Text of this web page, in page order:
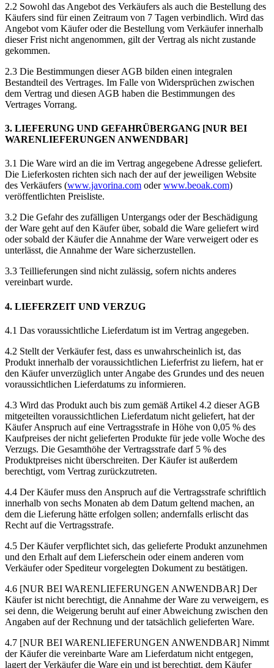
2.2 Sowohl das Angebot des Verkäufers als auch die Bestellung des
Käufers sind für einen Zeitraum von 7 Tagen verbindlich. Wird das
Angebot vom Käufer oder die Bestellung vom Verkäufer innerhalb
dieser Frist nicht angenommen, gilt der Vertrag als nicht zustande
gekommen.
2.3 Die Bestimmungen dieser AGB bilden einen integralen
Bestandteil des Vertrages. Im Falle von Widersprüchen zwischen
dem Vertrag und diesen AGB haben die Bestimmungen des
Vertrages Vorrang.
3. LIEFERUNG UND GEFAHRÜBERGANG [NUR BEI
WARENLIEFERUNGEN ANWENDBAR]
3.1 Die Ware wird an die im Vertrag angegebene Adresse geliefert.
Die Lieferkosten richten sich nach der auf der jeweiligen Website
des Verkäufers (www.javorina.com oderwww.beoak.com)
veröffentlichten Preisliste.
3.2 Die Gefahr des zufälligen Untergangs oder der Beschädigung
der Ware geht auf den Käufer über, sobald die Ware geliefert wird
oder sobald der Käufer die Annahme der Ware verweigert oder es
unterlässt, die Annahme der Ware sicherzustellen.
3.3 Teillieferungen sind nicht zulässig, sofern nichts anderes
vereinbart wurde.
4. LIEFERZEIT UND VERZUG
4.1 Das voraussichtliche Lieferdatum ist im Vertrag angegeben.
4.2 Stellt der Verkäufer fest, dass es unwahrscheinlich ist, das
Produkt innerhalb der voraussichtlichen Lieferfrist zu liefern, hat er
den Käufer unverzüglich unter Angabe des Grundes und des neuen
voraussichtlichen Lieferdatums zu informieren.
4.3 Wird das Produkt auch bis zum gemäß Artikel 4.2 dieser AGB
mitgeteilten voraussichtlichen Lieferdatum nicht geliefert, hat der
Käufer Anspruch auf eine Vertragsstrafe in Höhe von 0,05 % des
Kaufpreises der nicht gelieferten Produkte für jede volle Woche des
Verzugs. Die Gesamthöhe der Vertragsstrafe darf 5 % des
Produktpreises nicht überschreiten. Der Käufer ist außerdem
berechtigt, vom Vertrag zurückzutreten.
4.4 Der Käufer muss den Anspruch auf die Vertragsstrafe schriftlich
innerhalb von sechs Monaten ab dem Datum geltend machen, an
dem die Lieferung hätte erfolgen sollen; andernfalls erlischt das
Recht auf die Vertragsstrafe.
4.5 Der Käufer verpflichtet sich, das gelieferte Produkt anzunehmen
und den Erhalt auf dem Lieferschein oder einem anderen vom
Verkäufer oder Spediteur vorgelegten Dokument zu bestätigen.
4.6 [NUR BEI WARENLIEFERUNGEN ANWENDBAR] Der
Käufer ist nicht berechtigt, die Annahme der Ware zu verweigern, es
sei denn, die Weigerung beruht auf einer Abweichung zwischen den
Angaben auf der Rechnung und der tatsächlich gelieferten Ware.
4.7 [NUR BEI WARENLIEFERUNGEN ANWENDBAR] Nimmt
der Käufer die vereinbarte Ware am Lieferdatum nicht entgegen,
lagert der Verkäufer die Ware ein und ist berechtigt, dem Käufer